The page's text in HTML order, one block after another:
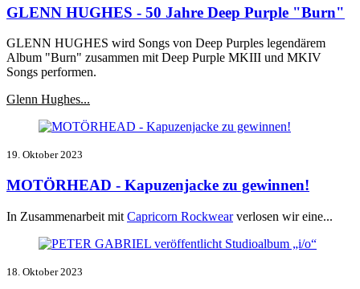
GLENN HUGHES - 50 Jahre Deep Purple "Burn"
GLENN HUGHES wird Songs von Deep Purples legendärem
Album "Burn" zusammen mit Deep Purple MKIII und MKIV
Songs performen.
Glenn Hughes...
19. Oktober 2023
MOTÖRHEAD - Kapuzenjacke zu gewinnen!
In Zusammenarbeit mit Capricorn Rockwearverlosen wir eine...
18. Oktober 2023